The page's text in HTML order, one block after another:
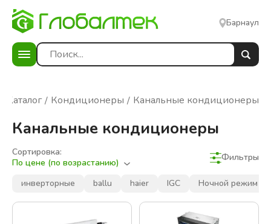
Барнаул
Каталог Кондиционеры Канальные кондиционеры
Канальные кондиционеры
Сортировка:
По цене (по возрастанию)
Фильтры
Фильтры Сбросить фильтры
инверторные ballu haier IGC Ночной режим